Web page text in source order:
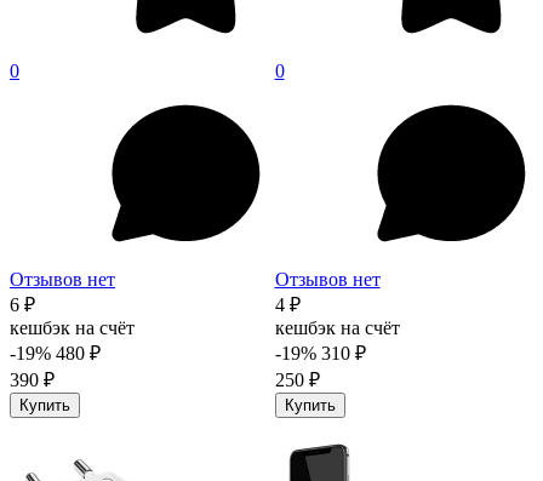
0
Отзывов нет
6 ₽
кешбэк на счёт
-19% 480 ₽
390 ₽
Купить
0
Отзывов нет
4 ₽
кешбэк на счёт
-19% 310 ₽
250 ₽
Купить